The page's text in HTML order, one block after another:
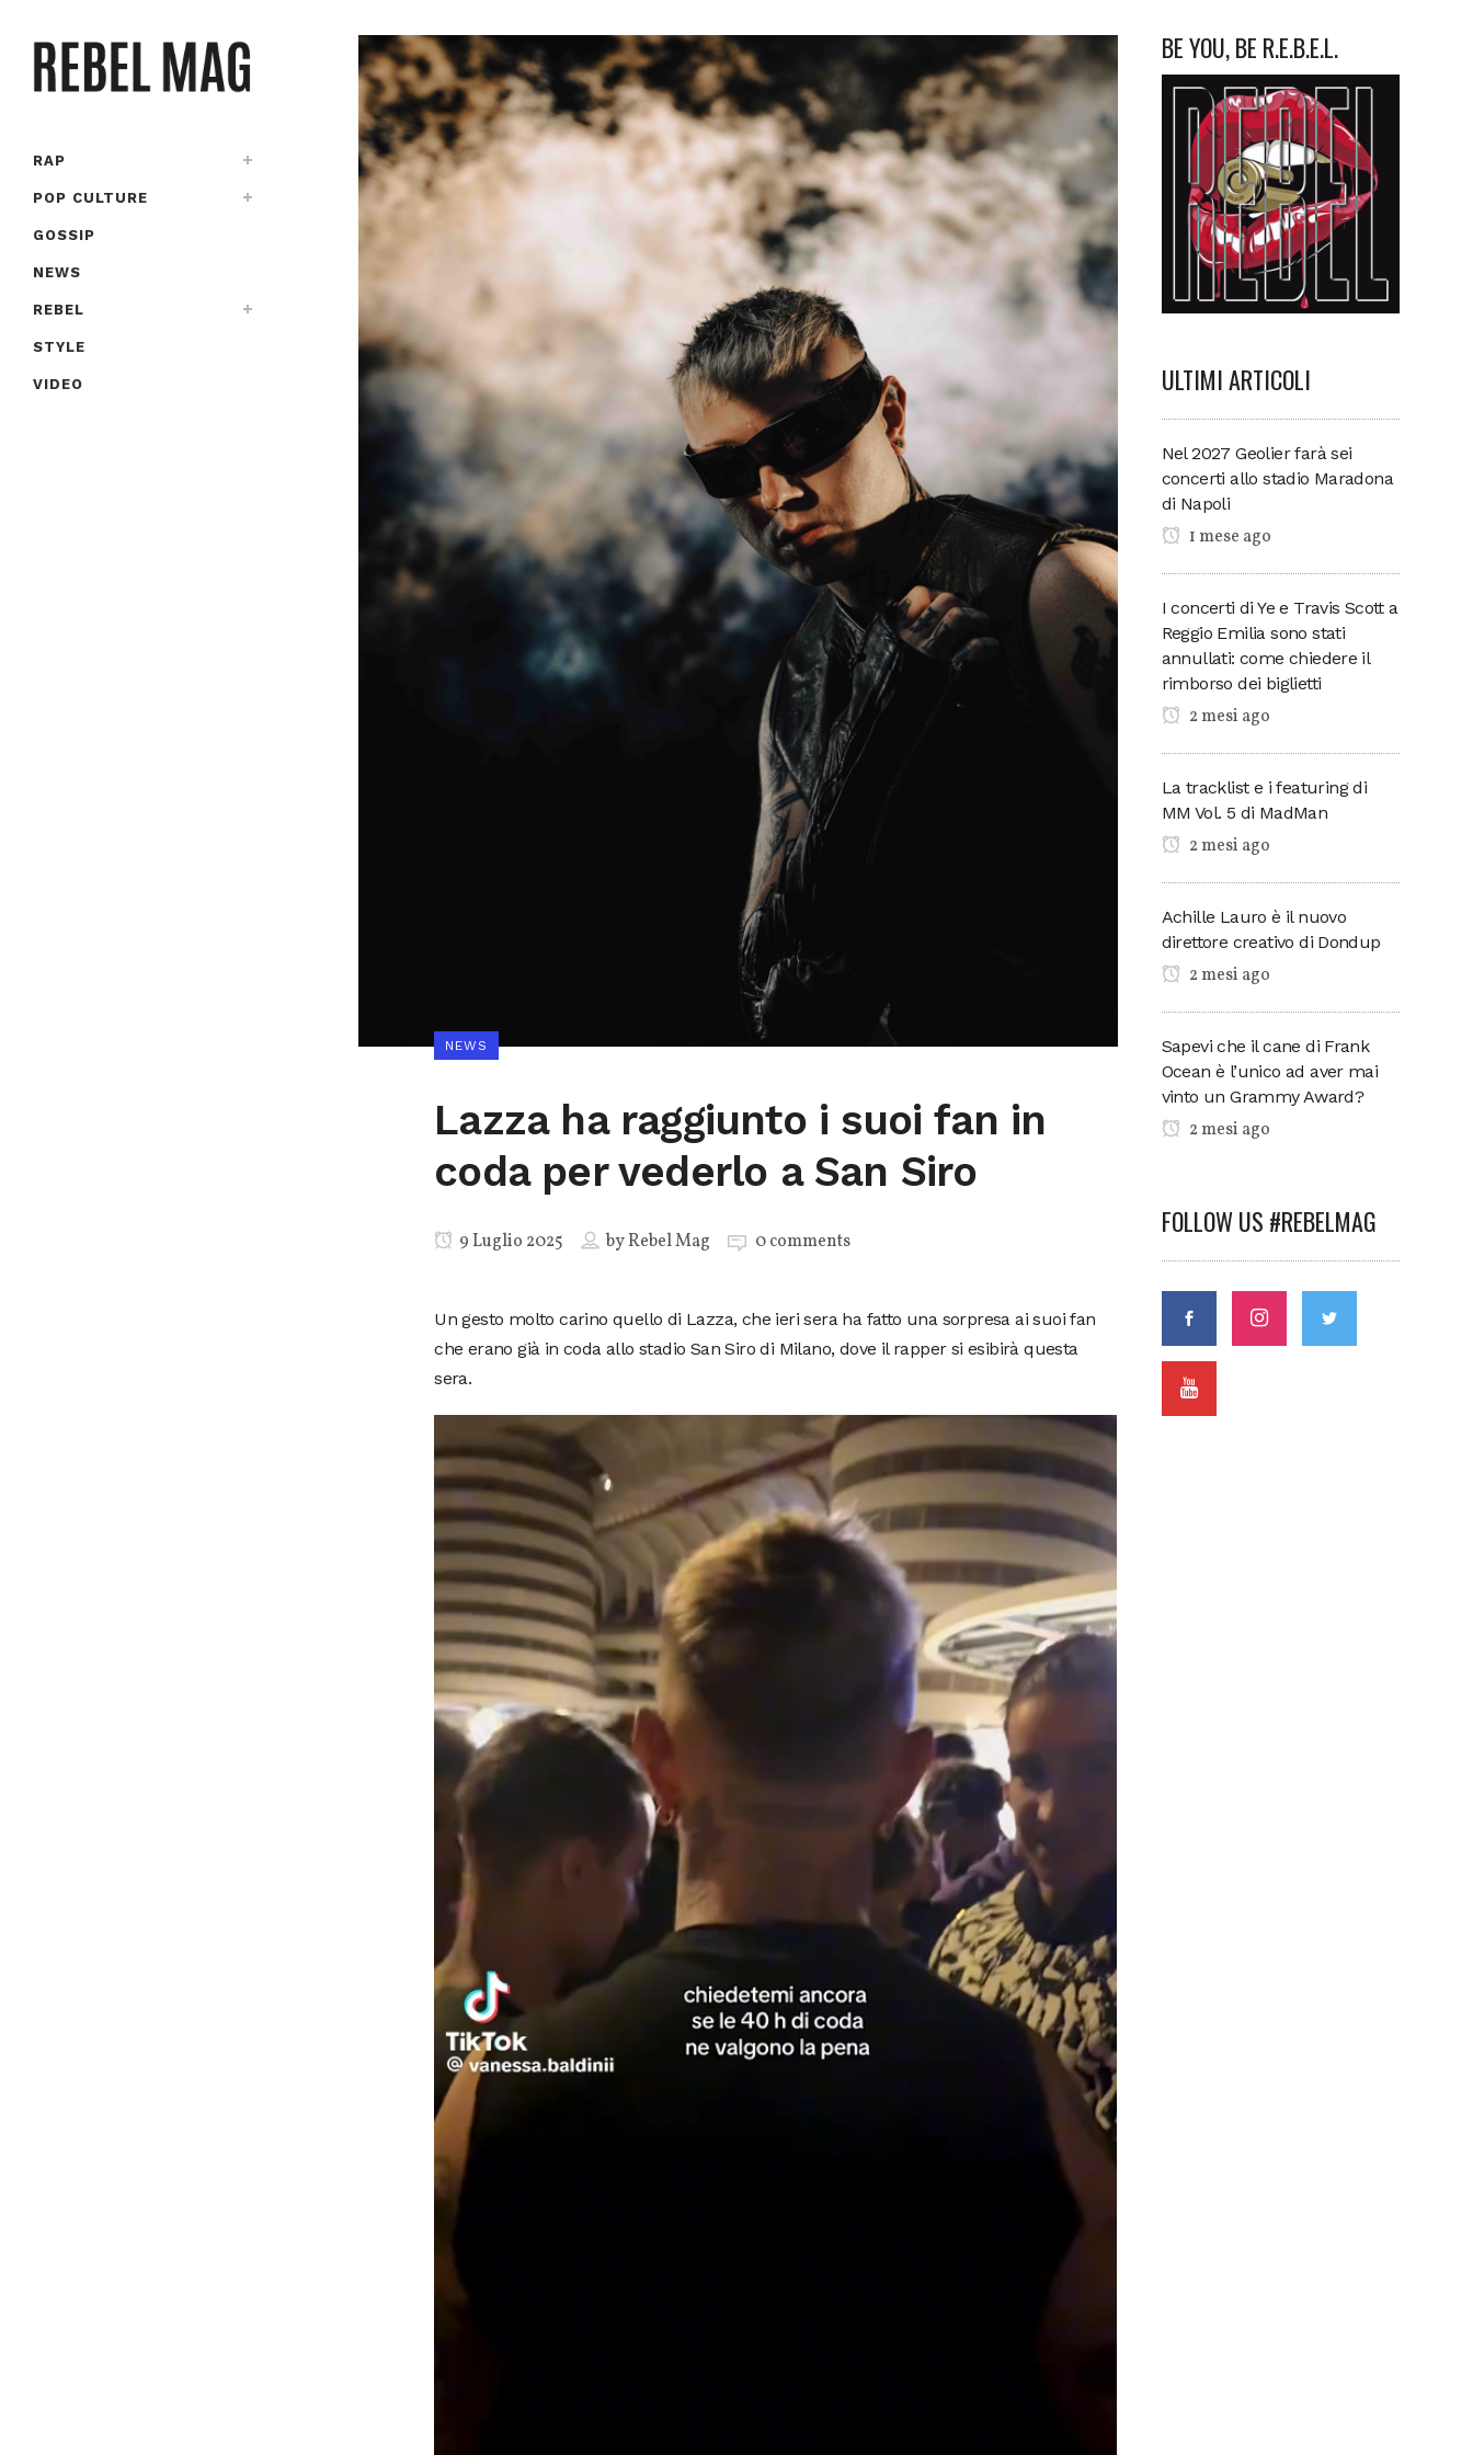
RAP
POP CULTURE
GOSSIP
NEWS
REBEL
STYLE
VIDEO
NEWS
Lazza ha raggiunto i suoi fan in
coda per vederlo a San Siro
9 Luglio 2025 byRebel Mag 0 comments
Un gesto molto carino quello di Lazza, che ieri sera ha fatto una sorpresa ai suoi fan
che erano già in coda allo stadio San Siro di Milano, dove il rapper si esibirà questa
sera.
BE YOU, BE R.E.B.E.L.
ULTIMI ARTICOLI
Nel 2027 Geolier farà sei
concerti allo stadio Maradona
di Napoli
1 mese ago
I concerti di Ye e Travis Scott a
Reggio Emilia sono stati
annullati: come chiedere il
rimborso dei biglietti
2 mesi ago
La tracklist e i featuring di
MM Vol. 5 di MadMan
2 mesi ago
Achille Lauro è il nuovo
direttore creativo di Dondup
2 mesi ago
Sapevi che il cane di Frank
Ocean è l’unico ad aver mai
vinto un Grammy Award?
2 mesi ago
FOLLOW US #REBELMAG